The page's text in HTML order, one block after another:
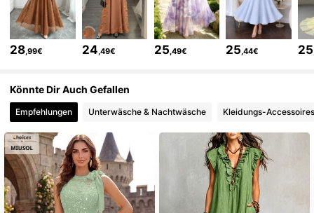
4,85 1.2M Follower
4,85 1.2M Follower
4,85 1.2M Follower
4,85 1.2M Follower
28,99€ 24,49€ 25,49€ 25,44€ 25
Könnte Dir Auch Gefallen
Empfehlungen Unterwäsche & Nachtwäsche Kleidungs-Accessoires